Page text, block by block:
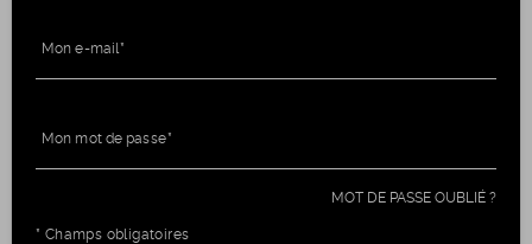
* Champs obligatoires
Mon e-mail
Mon mot de passe
MOT DE PASSE OUBLIÉ ?